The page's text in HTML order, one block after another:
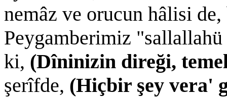
nemâz ve orucun hâlisi
Peygamberimiz
ki, (Dîninizin direği,
şerîfde, (Hiçbir şey vera'